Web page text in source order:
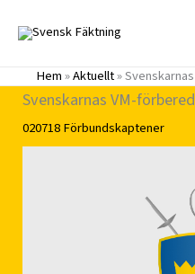
innehåll
Hem»Aktuellt»
Svenskarnas VM-
020718Förbundskaptener